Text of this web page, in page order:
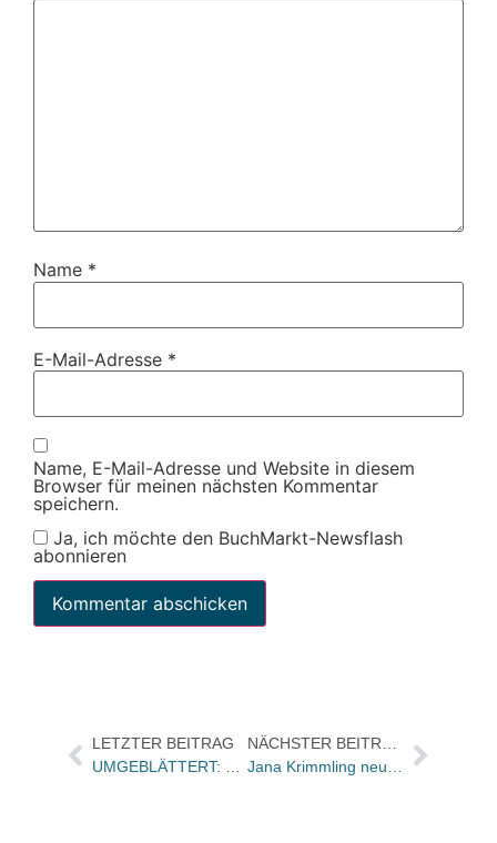
Name *
E-Mail-Adresse *
Name, E-Mail-Adresse und Website in diesem
Browser für meinen nächsten Kommentar
speichern.
Ja, ich möchte den BuchMarkt-Newsflash
abonnieren
LETZTER BEITRAG